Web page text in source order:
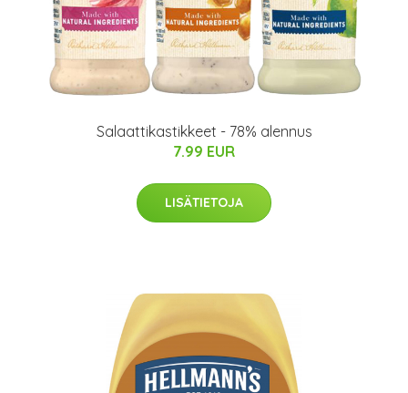
Salaattikastikkeet - 78% alennus
7.99 EUR
LISÄTIETOJA